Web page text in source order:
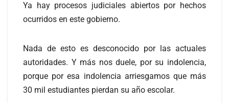
Ya hay procesos judiciales abiertos por hechos
ocurridos en este gobierno.
Nada de esto es desconocido por las actuales
autoridades. Y más nos duele, por su indolencia,
porque por esa indolencia arriesgamos que más
30 mil estudiantes pierdan su año escolar.